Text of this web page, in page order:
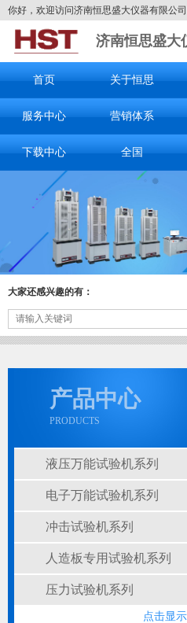
你好，欢迎访问济南恒思盛大仪器有限公司
济南恒思盛大
首页 关于恒思
服务中心 营销体系
下载中心 全国
大家还感兴趣的有：
产品中心
PRODUCTS
液压万能试验机系列
电子万能试验机系列
冲击试验机系列
人造板专用试验机系列
压力试验机系列
点击显